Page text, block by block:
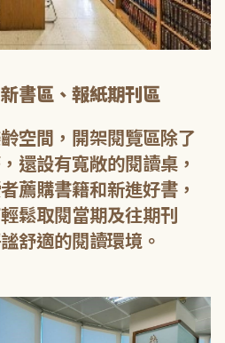
書區、報紙期刊區
空間，開架閱覽區除了
還設有寬敞的閱讀桌，
薦購書籍和新進好書，
鬆取閱當期及往期刊
舒適的閱讀環境。